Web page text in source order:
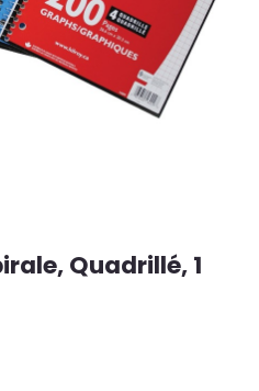
Quadrillé, 1